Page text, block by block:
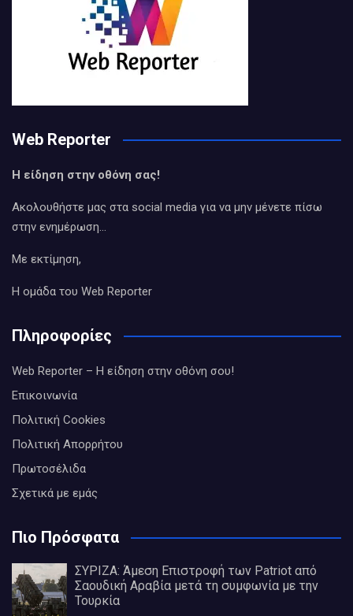
Web Reporter
Η είδηση στην οθόνη σας!
Ακολουθήστε μας στα social media για να μην μένετε πίσω
στην ενημέρωση…
Με εκτίμηση,
Η ομάδα του Web Reporter
Πληροφορίες
Web Reporter – Η είδηση στην οθόνη σου!
Επικοινωνία
Πολιτική Cookies
Πολιτική Απορρήτου
Πρωτοσέλιδα
Σχετικά με εμάς
Πιο Πρόσφατα
ΣΥΡΙΖΑ: Άμεση Επιστροφή των Patriot από
Σαουδική Αραβία μετά τη συμφωνία με την
Τουρκία